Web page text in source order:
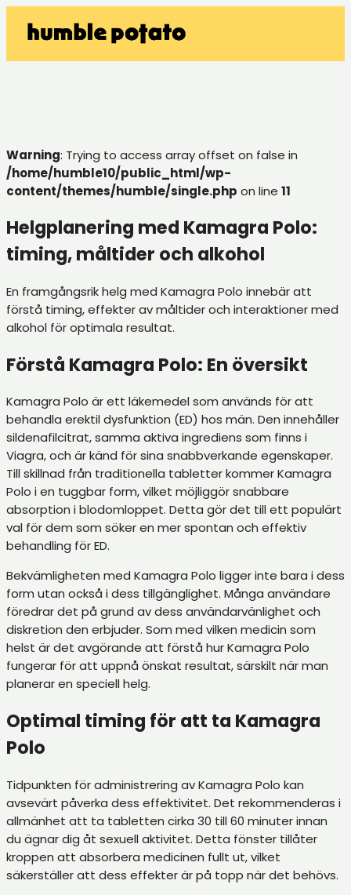
Warning: Trying to access array offset on false in
/home/humble10/public_html/wp-
content/themes/humble/single.php on line 11
Helgplanering med Kamagra Polo:
timing, måltider och alkohol
En framgångsrik helg med Kamagra Polo innebär att
förstå timing, effekter av måltider och interaktioner med
alkohol för optimala resultat.
Förstå Kamagra Polo: En översikt
Kamagra Polo är ett läkemedel som används för att
behandla erektil dysfunktion (ED) hos män. Den innehåller
sildenafilcitrat, samma aktiva ingrediens som finns i
Viagra, och är känd för sina snabbverkande egenskaper.
Till skillnad från traditionella tabletter kommer Kamagra
Polo i en tuggbar form, vilket möjliggör snabbare
absorption i blodomloppet. Detta gör det till ett populärt
val för dem som söker en mer spontan och effektiv
behandling för ED.
Bekvämligheten med Kamagra Polo ligger inte bara i dess
form utan också i dess tillgänglighet. Många användare
föredrar det på grund av dess användarvänlighet och
diskretion den erbjuder. Som med vilken medicin som
helst är det avgörande att förstå hur Kamagra Polo
fungerar för att uppnå önskat resultat, särskilt när man
planerar en speciell helg.
Optimal timing för att ta Kamagra
Polo
Tidpunkten för administrering av Kamagra Polo kan
avsevärt påverka dess effektivitet. Det rekommenderas i
allmänhet att ta tabletten cirka 30 till 60 minuter innan
du ägnar dig åt sexuell aktivitet. Detta fönster tillåter
kroppen att absorbera medicinen fullt ut, vilket
säkerställer att dess effekter är på topp när det behövs.